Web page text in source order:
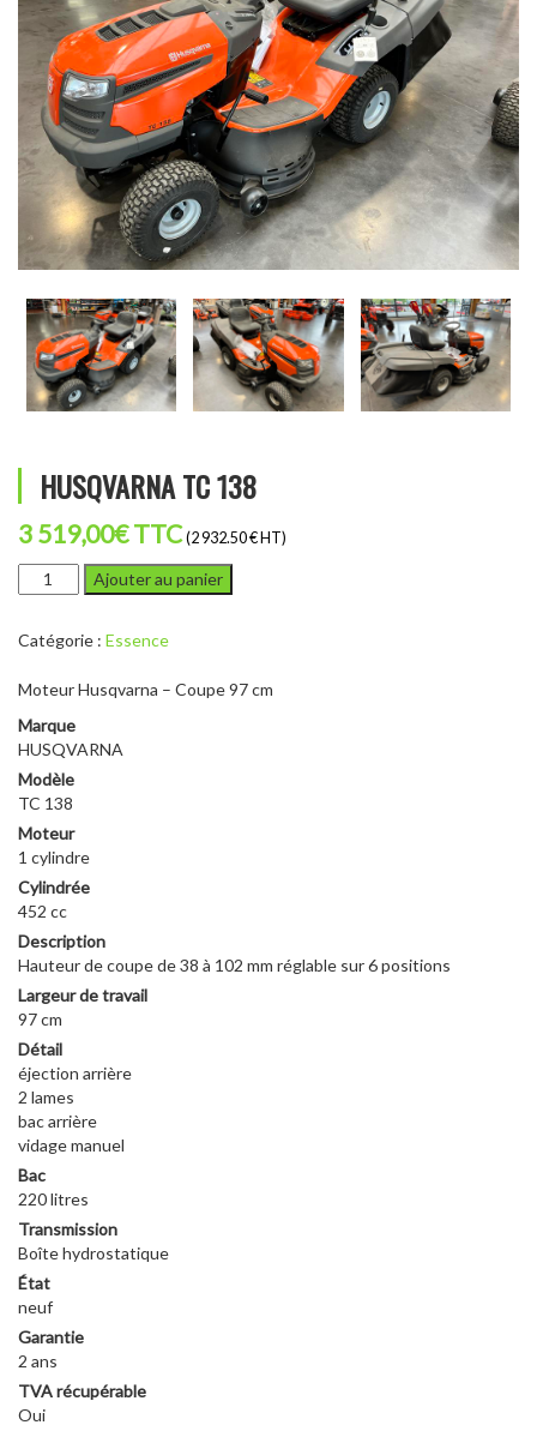
HUSQVARNA TC 138
3 519,00€TTC (2 932.50 € HT)
quantité
de
TC
Ajouter au panier
Catégorie : Essence
Moteur Husqvarna – Coupe 97 cm
Marque
HUSQVARNA
Modèle
TC 138
Moteur
1 cylindre
Cylindrée
452 cc
Description
Hauteur de coupe de 38 à 102 mm réglable sur 6 positions
Largeur de travail
97 cm
Détail
éjection arrière
2 lames
bac arrière
vidage manuel
Bac
220 litres
Transmission
Boîte hydrostatique
État
neuf
Garantie
2 ans
TVA récupérable
Oui